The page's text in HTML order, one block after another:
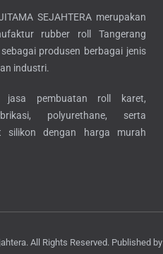
SEJAHTERA merupakan
rubber roll Tangerang
produsen berbagai jenis
industri.
jasa pembuatan roll karet,
polyurethane, serta
silikon dengan harga murah
All Rights Reserved. Published by